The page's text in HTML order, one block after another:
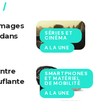
SÉRIES ET
CINÉMA
A LA UNE
SMARTPHONES
ET MATÉRIEL
DE MOBILITÉ
A LA UNE